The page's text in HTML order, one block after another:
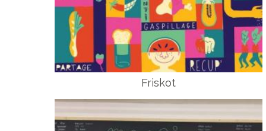
Friskot